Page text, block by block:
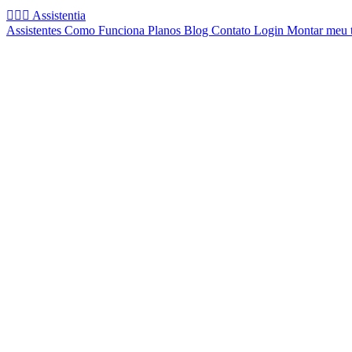
🧚🏻‍♂️ Assistentia
Assistentes Como Funciona Planos Blog Contato Login Montar meu